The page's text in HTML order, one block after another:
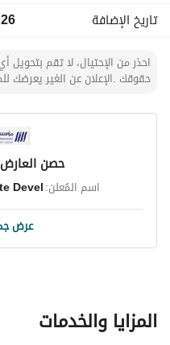
تاريخ الإضافة
26 يونيو 2025
احذر من الإحتيال، لا تقم بتحويل
حقوقك .الإعلان عن الغير يعرضك
حصن العارض
اسم المُعلن:Devel
عرض
المزايا والخدمات